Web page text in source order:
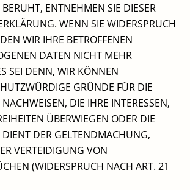
ENTNEHMEN SIE DIESER
WENN SIE WIDERSPRUCH
WIR IHRE BETROFFENEN
DATEN NICHT MEHR
SEI DENN, WIR KÖNNEN
GRÜNDE FÜR DIE
DIE IHRE INTERESSEN,
ÜBERWIEGEN ODER DIE
DER GELTENDMACHUNG,
VERTEIDIGUNG VON
(WIDERSPRUCH NACH ART. 21